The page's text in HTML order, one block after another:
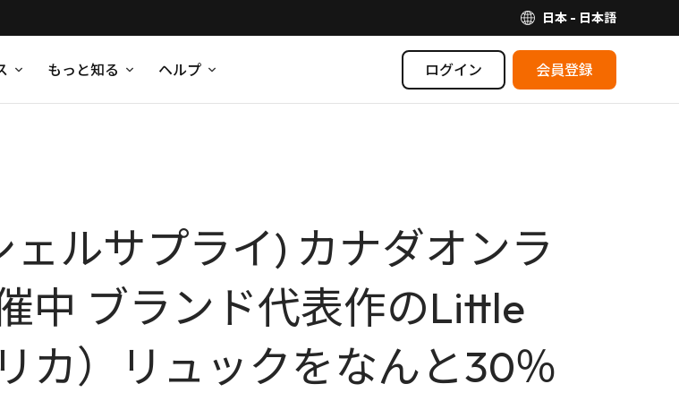
日本 - 日本語
もっと知る ヘルプ ログイン 会員登録
ェルサプライ) カナダオンラ
中 ブランド代表作のLittle
カ）リュックをなんと30％